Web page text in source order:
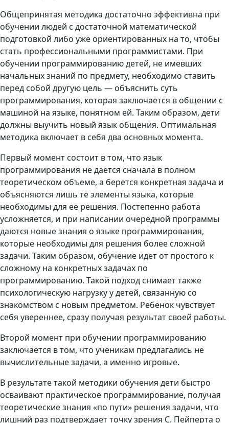
Общепринятая методика достаточно эффективна при
обучении людей с достаточной математической
подготовкой либо уже ориентированных на то, чтобы
стать профессиональными программистами. При
обучении программированию детей, не имевших
начальных знаний по предмету, необходимо ставить
перед собой другую цель — объяснить суть
программирования, которая заключается в общении с
машиной на языке, понятном ей. Таким образом, дети
должны выучить новый язык общения. Оптимальная
методика включает в себя два основных момента.
Первый момент состоит в том, что язык
программирования не дается сначала в полном
теоретическом объеме, а берется конкретная задача и
объясняются лишь те элементы языка, которые
необходимы для ее решения. Постепенно работа
усложняется, и при написании очередной программы
даются новые знания о языке программирования,
которые необходимы для решения более сложной
задачи. Таким образом, обучение идет от простого к
сложному на конкретных задачах по
программированию. Такой подход снимает также
психологическую нагрузку у детей, связанную со
знакомством с новым предметом. Ребенок чувствует
себя увереннее, сразу получая результат своей работы.
Второй момент при обучении программированию
заключается в том, что ученикам предлагались не
вычислительные задачи, а именно игровые.
В результате такой методики обучения дети быстро
осваивают практическое программирование, получая
теоретические знания «по пути» решения задачи, что
лишний раз подтверждает точку зрения С. Пейперта о